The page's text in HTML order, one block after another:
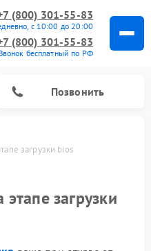
(800) 301-55-83
с 10:00 до 20:00
(800) 301-55-83
бесплатный по РФ
Позвонить
загрузки bios
загрузки